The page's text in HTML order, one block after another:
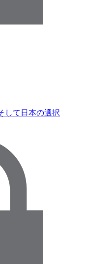
して日本の選択